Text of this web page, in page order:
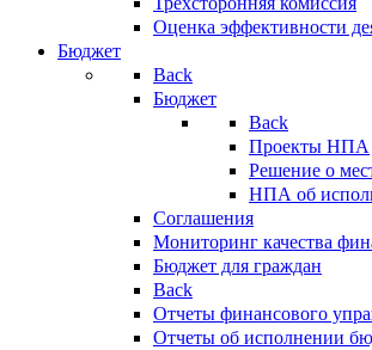
Оценка эффективности
Бюджет
Back
Бюджет
Back
Проекты НПА
Решение о
НПА об
Соглашения
Мониторинг качества
Бюджет для граждан
Back
Отчеты финансового
Отчеты об исполнении